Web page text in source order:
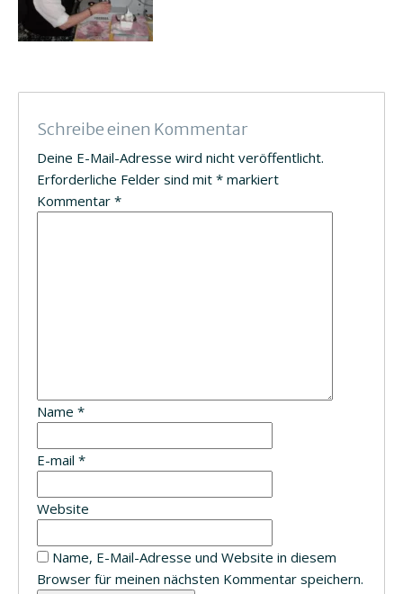
Schreibe einen Kommentar
Deine E-Mail-Adresse wird nicht veröffentlicht.
Erforderliche Felder sind mit * markiert
Kommentar *
Name *
E-mail *
Website
Name, E-Mail-Adresse und Website in diesem
Browser für meinen nächsten Kommentar speichern.